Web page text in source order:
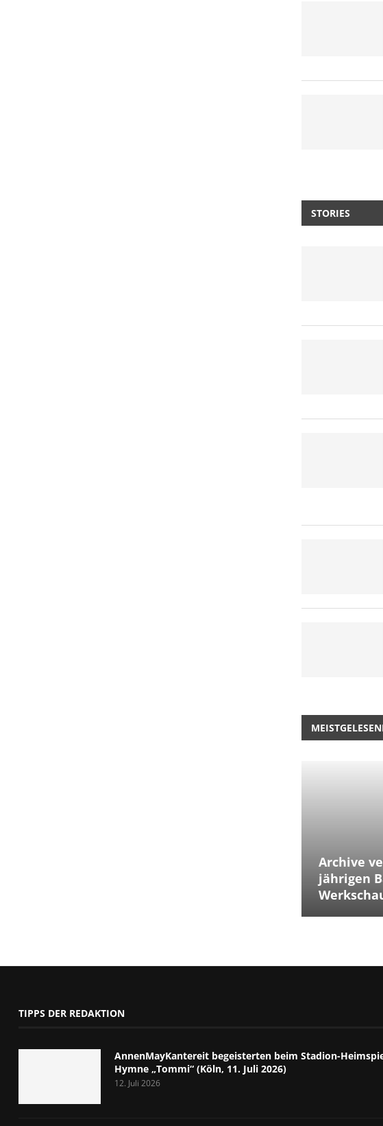
STORIES
Archive
jährigen
TIPPS DER REDAKTION
AnnenMayKantereit begeisterten beim Stadion-
Hymne „Tommi“ (Köln, 11. Juli 2026)
12. Juli 2026